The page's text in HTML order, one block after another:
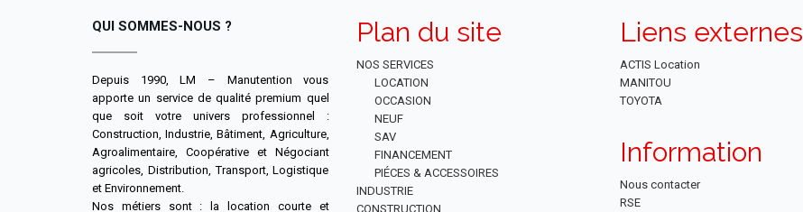
QUI SOMMES-NOUS ?
Depuis 1990, LM – Manutention vous
apporte un service de qualité premium quel
que soit votre univers professionnel :
Construction, Industrie, Bâtiment, Agriculture,
Agroalimentaire, Coopérative et Négociant
agricoles, Distribution, Transport, Logistique
et Environnement.
Nos métiers sont : la location courte et
Plan du site
NOS SERVICES
LOCATION
OCCASION
NEUF
SAV
FINANCEMENT
PIÉCES & ACCESSOIRES
INDUSTRIE
CONSTRUCTION
Liens externes
ACTIS Location
MANITOU
TOYOTA
Information
Nous contacter
RSE